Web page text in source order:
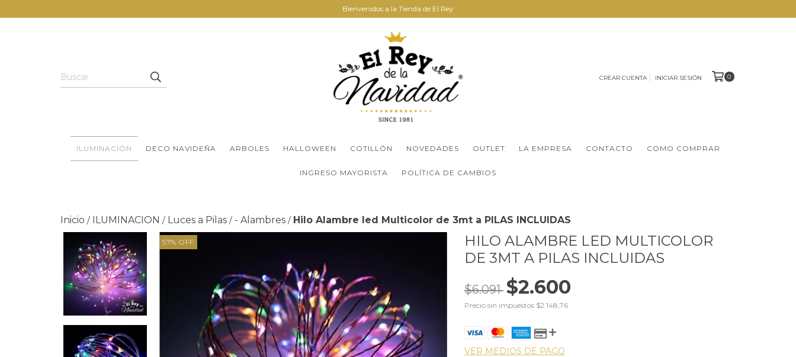
Bienvenidos a la Tienda de El Rey
CREAR CUENTA INICIAR SESIÓN 0
ILUMINACIÓN DECO NAVIDEÑA ARBOLES HALLOWEEN COTILLÓN NOVEDADES OUTLET LA EMPRESA CONTACTO COMO COMPRAR
INGRESO MAYORISTA POLÍTICA DE CAMBIOS
Inicio / ILUMINACION / Luces a Pilas / - Alambres / Hilo Alambre led Multicolor de 3mt a PILAS INCLUIDAS
57% OFF
HILO ALAMBRE LED MULTICOLOR
DE 3MT A PILAS INCLUIDAS
$6.091 $2.600
Precio sin impuestos $2.148,76
VER MEDIOS DE PAGO